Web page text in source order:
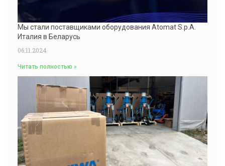
Мы стали поставщиками оборудования Atomat S.p.A.
Италия в Беларусь
06.11.2024
Читать полностью »